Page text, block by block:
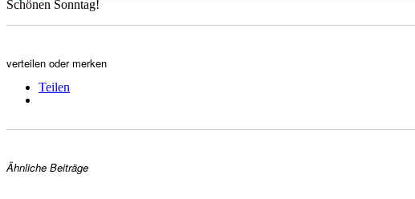
Schönen Sonntag!
verteilen oder merken
Teilen
Ähnliche Beiträge